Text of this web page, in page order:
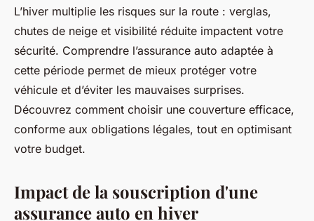
Sécurisez votre voiture :
l'assurance auto en hiver
expliquée
Livia•19 août 2025•5 min de lecture
L’hiver multiplie les risques sur la route : verglas,
chutes de neige et visibilité réduite impactent votre
sécurité. Comprendre l’assurance auto adaptée à
cette période permet de mieux protéger votre
véhicule et d’éviter les mauvaises surprises.
Découvrez comment choisir une couverture efficace,
conforme aux obligations légales, tout en optimisant
votre budget.
Impact de la souscription d'une
assurance auto en hiver